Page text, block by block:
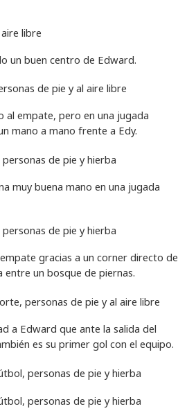
un buen centro de Edward.
al empate, pero en una jugada
mano a mano frente a Edy.
muy buena mano en una jugada
gracias a un corner directo de
entre un bosque de piernas.
a Edward que ante la salida del
es su primer gol con el equipo.